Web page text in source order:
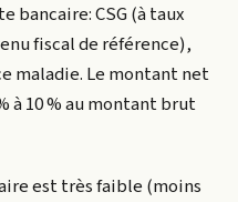
bancaire: CSG (à taux
fiscal de référence),
maladie. Le montant net
à 10 % au montant brut
est très faible (moins